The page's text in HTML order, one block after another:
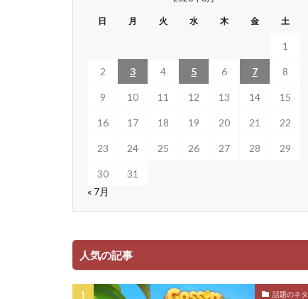
日 月 火 水 木 金 土
1
2 3 4 5 6 7 8
9 10 11 12 13 14 15
16 17 18 19 20 21 22
23 24 25 26 27 28 29
30
31
« 7月
人気の記事
話題のネタ